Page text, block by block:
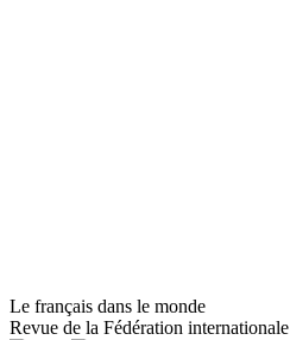
Le français dans le monde
Revue de la Fédération